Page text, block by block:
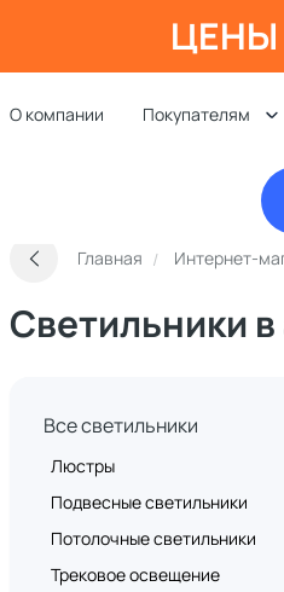
ЦЕНЫ
О компании Покупателям
Главная Интернет-
Светильники
Все светильники
Люстры
Подвесные светильники
Потолочные светильники
Трековое освещение